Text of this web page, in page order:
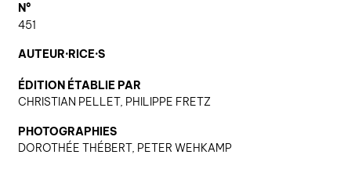
charte ia
nous contacter ↓
N°
451
AUTEUR·RICE·S
ÉDITION ÉTABLIE PAR
CHRISTIAN PELLET, PHILIPPE FRETZ
PHOTOGRAPHIES
DOROTHÉE THÉBERT, PETER WEHKAMP